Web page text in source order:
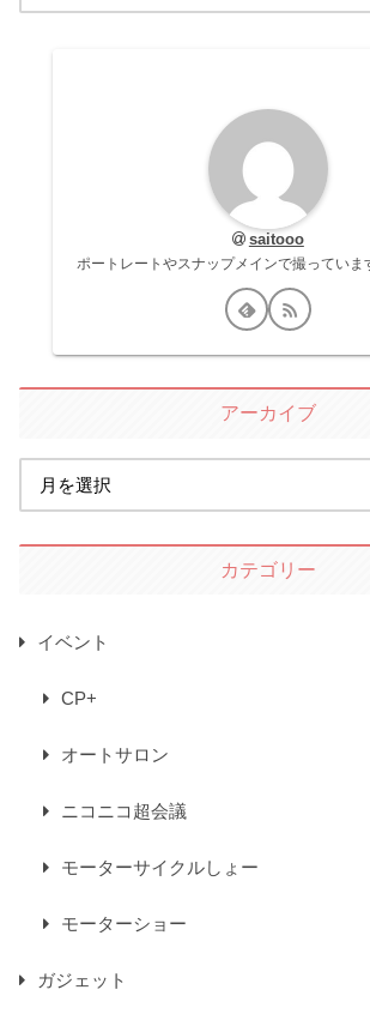
saitooo
ポートレートやスナップメインで撮っていま
アーカイブ
カテゴリー
イベント
CP+
オートサロン
ニコニコ超会議
モーターサイクルしょー
モーターショー
ガジェット